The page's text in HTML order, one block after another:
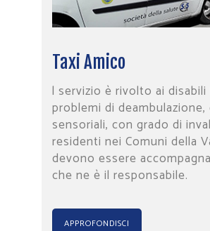
Taxi Amico
l servizio è rivolto ai
problemi di
sensoriali, con grado di
residenti nei Comuni della
devono essere
che ne è il responsabile.
APPROFONDISCI